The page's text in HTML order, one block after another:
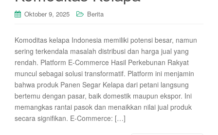
Oktober 9, 2025 Berita
Komoditas kelapa Indonesia memiliki potensi besar, namun
sering terkendala masalah distribusi dan harga jual yang
rendah. Platform E-Commerce Hasil Perkebunan Rakyat
muncul sebagai solusi transformatif. Platform ini menjamin
bahwa produk Panen Segar Kelapa dari petani langsung
bertemu dengan pasar, baik domestik maupun ekspor. Ini
memangkas rantai pasok dan menaikkan nilai jual produk
secara signifikan. E-Commerce: […]